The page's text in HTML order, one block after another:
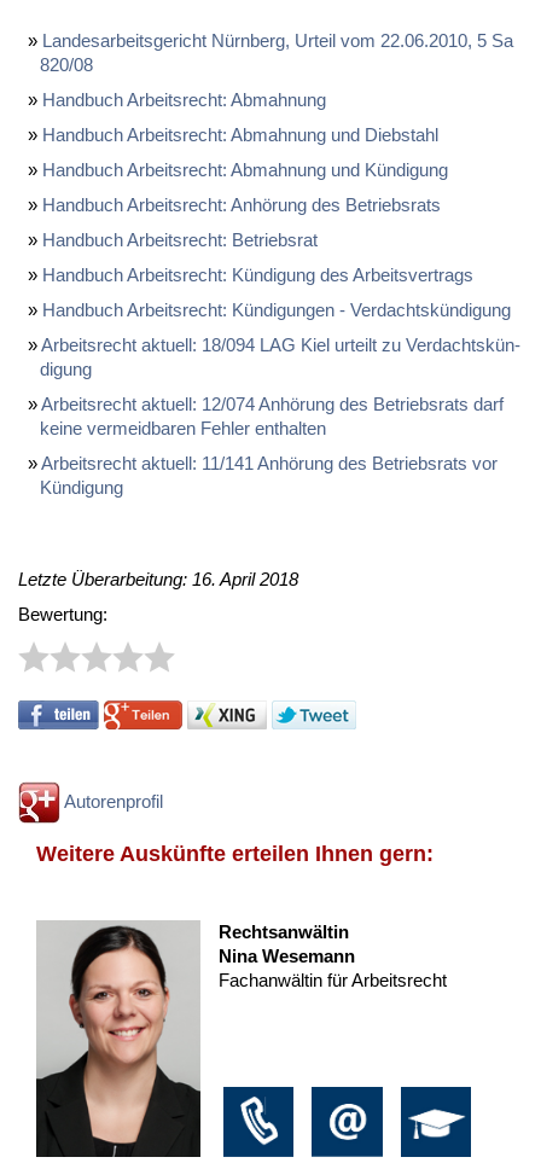
Lan­des­ar­beits­ge­richt Nürn­berg, Ur­teil vom 22.06.2010, 5 Sa
820/08
Hand­buch Ar­beits­recht: Ab­mah­nung
Hand­buch Ar­beits­recht: Ab­mah­nung und Dieb­stahl
Hand­buch Ar­beits­recht: Ab­mah­nung und Kün­di­gung
Hand­buch Ar­beits­recht: An­hö­rung des Be­triebs­rats
Hand­buch Ar­beits­recht: Be­triebs­rat
Hand­buch Ar­beits­recht: Kün­di­gung des Ar­beits­ver­trags
Hand­buch Ar­beits­recht: Kün­di­gun­gen - Ver­dachts­kün­di­gung
Ar­beits­recht ak­tu­ell: 18/094 LAG Kiel ur­teilt zu Ver­dachts­kün­
di­gung
Ar­beits­recht ak­tu­ell: 12/074 An­hö­rung des Be­triebs­rats darf
kei­ne ver­meid­ba­ren Feh­ler ent­hal­ten
Ar­beits­recht ak­tu­ell: 11/141 An­hö­rung des Be­triebs­rats vor
Kün­di­gung
Letzte Überarbeitung: 16. April 2018
Bewertung:
Autorenprofil
Weitere Auskünfte erteilen Ihnen gern:
Rechtsanwältin
Nina Wesemann
Fachanwältin für Arbeitsrecht